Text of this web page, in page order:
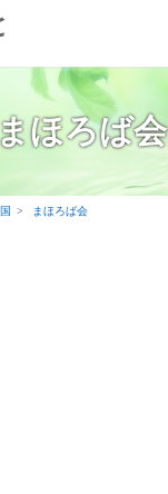
まほろば会
まほろば会